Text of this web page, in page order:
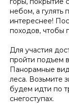
небом, а гулять
интереснее!
походов, чтобы
Для участия
пройти подъем
Панорамные
леса. Возьмите
будем идти по
снегоступах.